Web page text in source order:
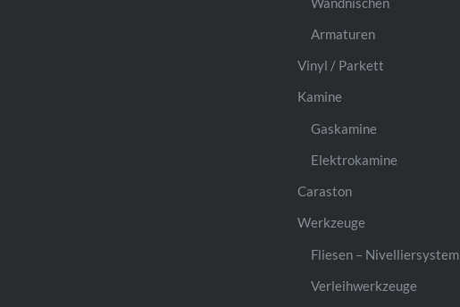
Armaturen
Vinyl / Parkett
Kamine
Gaskamine
Elektrokamine
Caraston
Werkzeuge
Fliesen – Nivelliersystem
Verleihwerkzeuge